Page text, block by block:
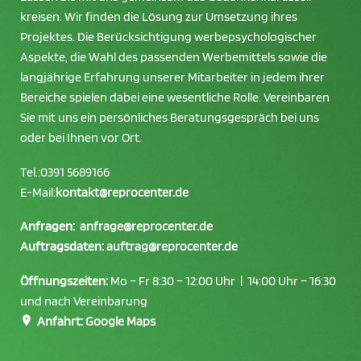
kreisen. Wir finden die Lösung zur Umsetzung ihres
Projektes. Die Berücksichtigung werbepsychologischer
Aspekte, die Wahl des passenden Werbemittels sowie die
langjährige Erfahrung unserer Mitarbeiter in jedem ihrer
Bereiche spielen dabei eine wesentliche Rolle. Vereinbaren
Sie mit uns ein persönliches Beratungsgespräch bei uns
oder bei Ihnen vor Ort.
Tel.:0391 5689166
E-Mail:kontakt@reprocenter.de
Anfragen: anfrage@reprocenter.de
Auftragsdaten:auftrag@reprocenter.de
Öffnungszeiten: Mo – Fr 8:30 – 12:00 Uhr | 14:00 Uhr – 16:30
und nach Vereinbarung
Anfahrt:Google Maps